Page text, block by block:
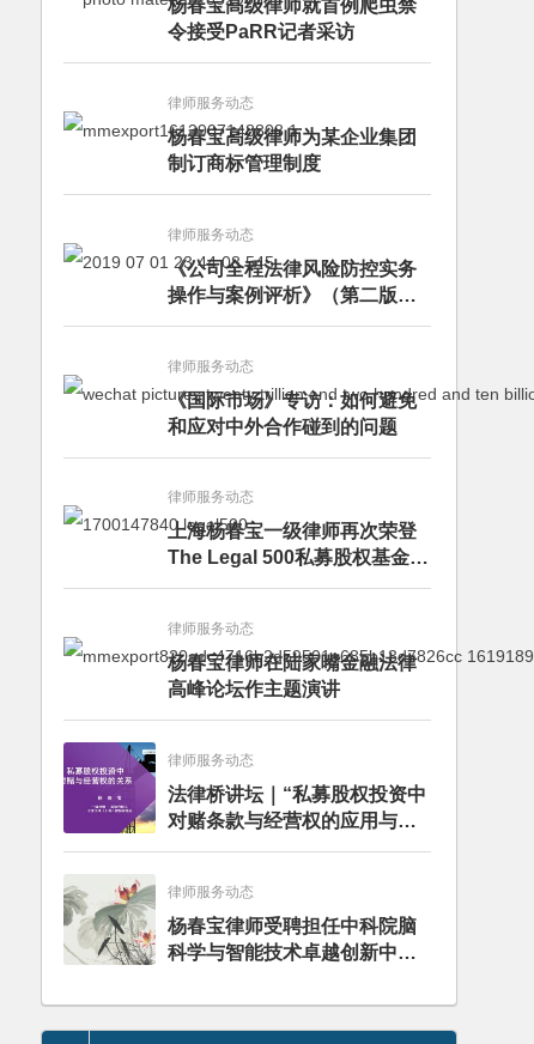
杨春宝高级律师就首例爬虫禁
令接受PaRR记者采访
律师服务动态
杨春宝高级律师为某企业集团
制订商标管理制度
律师服务动态
《公司全程法律风险防控实务
操作与案例评析》（第二版）
出版发行
律师服务动态
《国际市场》专访：如何避免
和应对中外合作碰到的问题
律师服务动态
上海杨春宝一级律师再次荣登
The Legal 500私募股权基金律
师榜单
律师服务动态
杨春宝律师在陆家嘴金融法律
高峰论坛作主题演讲
律师服务动态
法律桥讲坛｜“私募股权投资中
对赌条款与经营权的应用与案
例分析”讲座成功举办
律师服务动态
杨春宝律师受聘担任中科院脑
科学与智能技术卓越创新中心